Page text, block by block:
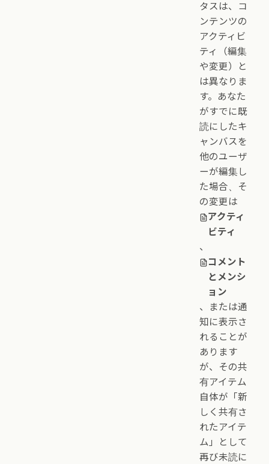
タスは、コ
ンテンツの
アクティビ
ティ（編集
や変更）と
は異なりま
す。あなた
がすでに既
読にしたキ
ャンバスを
他のユーザ
ーが編集し
た場合、そ
の変更は
アクティ
ビティ
、
コメント
とメンシ
ョン
、または通
知に表示さ
れることが
あります
が、その共
有アイテム
自体が「新
しく共有さ
れたアイテ
ム」として
再び未読に